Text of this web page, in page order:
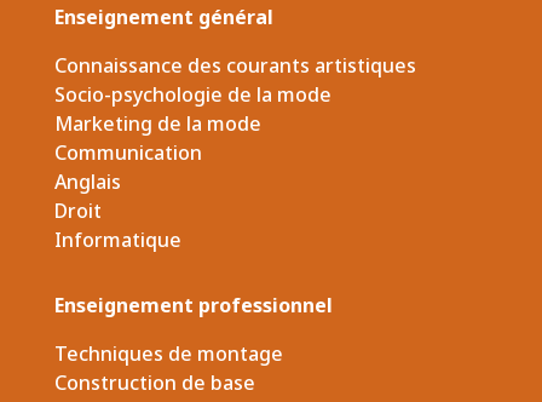
Enseignement général
Connaissance des courants artistiques
Socio-psychologie de la mode
Marketing de la mode
Communication
Anglais
Droit
Informatique
Enseignement professionnel
Techniques de montage
Construction de base